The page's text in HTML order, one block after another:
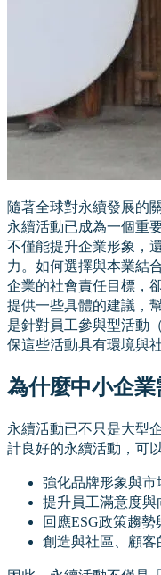
隨著全球對永續發展的
永續活動已成為一個重
不僅能提升企業形象，
力。如何選擇與本業結
企業的社會責任目標，
提供一些具體的建議，
是針對員工參與型活動
保這些活動具有環境與
為什麼中小企業
永續活動已不只是大型
計良好的永續活動，可以
強化品牌形象與市
提升員工滿意度與
回應ESG政策趨
創造與社區、顧客